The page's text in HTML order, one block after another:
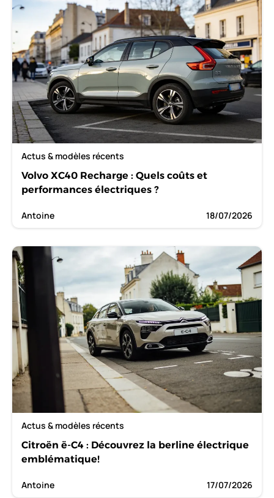
Actus & modèles récents
Volvo XC40 Recharge : Quels coûts et
performances électriques ?
Antoine 18/07/2026
Actus & modèles récents
Citroën ë-C4 : Découvrez la berline électrique
emblématique!
Antoine 17/07/2026